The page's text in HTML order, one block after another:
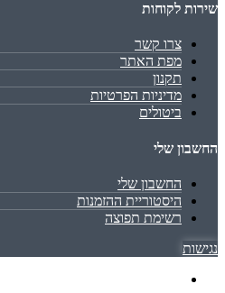
שירות לקוחות
צרו קשר
מפת האתר
תקנון
מדיניות הפרטיות
ביטולים
החשבון שלי
החשבון שלי
היסטוריית ההזמנות
רשימת תפוצה
נגישות